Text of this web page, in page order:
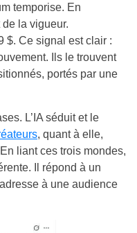
temporise. En
la vigueur.
$. Ce signal est clair :
Ils le trouvent
portés par une
L’IA séduit et le
, quant à elle,
liant ces trois mondes,
Il répond à un
à une audience